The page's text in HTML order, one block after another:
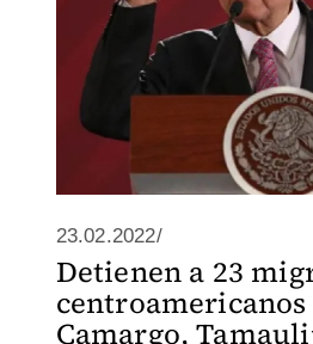
23.02.2022/
Detienen a 23
centroamericanos
Camargo,